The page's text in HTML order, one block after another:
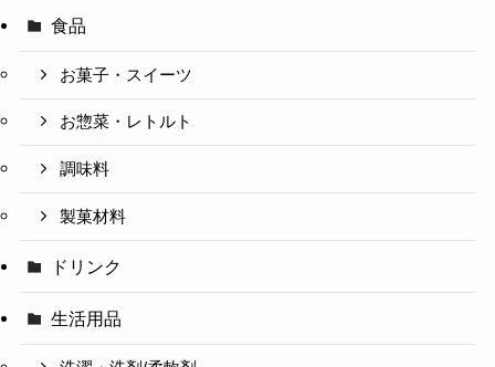
食品
お菓子・スイーツ
お惣菜・レトルト
調味料
製菓材料
ドリンク
生活用品